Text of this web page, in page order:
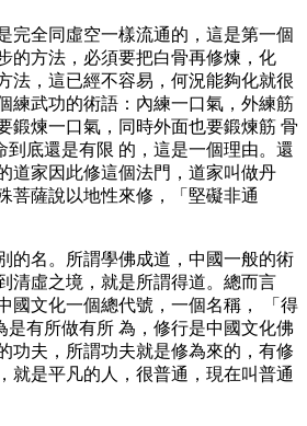
完全同虛空一樣流通的，這是第一個
的方法，必須要把白骨再修煉，化
法，這已經不容易，何況能夠化就很
練武功的術語：內練一口氣，外練筋
鍛煉一口氣，同時外面也要鍛煉筋 骨
底還是有限 的，這是一個理由。還
道家因此修這個法門，道家叫做丹
菩薩說以地性來修，「堅礙非通
的名。所謂學佛成道，中國一般的術
清虛之境，就是所謂得道。總而言
國文化一個總代號，一個名稱， 「得
有所做有所 為，修行是中國文化佛
功夫，所謂功夫就是修為來的，有修
就是平凡的人，很普通，現在叫普通